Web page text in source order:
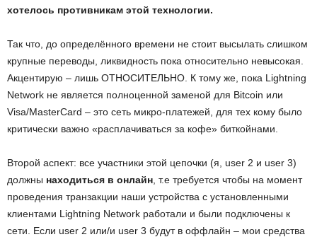
хотелось противникам этой технологии.
Так что, до определённого времени не стоит высылать слишком
крупные переводы, ликвидность пока относительно невысокая.
Акцентирую – лишь ОТНОСИТЕЛЬНО. К тому же, пока Lightning
Network не является полноценной заменой для Bitcoin или
Visa/MasterCard – это сеть микро-платежей, для тех кому было
критически важно «расплачиваться за кофе» биткойнами.
Второй аспект: все участники этой цепочки (я, user 2 и user 3)
должны находиться в онлайн , т.е требуется чтобы на момент
проведения транзакции наши устройства с установленными
клиентами Lightning Network работали и были подключены к
сети. Если user 2 или/и user 3 будут в оффлайн – мои средства